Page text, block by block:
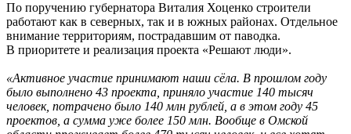
По поручению губернатора Виталия Хоценко строители
работают как в северных, так и в южных районах. Отдельное
внимание территориям, пострадавшим от паводка.
В приоритете и реализация проекта «Решают люди».
«Активное участие принимают наши сёла. В прошлом году
было выполнено 43 проекта, приняло участие 140 тысяч
человек, потрачено было 140 млн рублей, а в этом году 45
проектов, а сумма уже более 150 млн. Вообще в Омской